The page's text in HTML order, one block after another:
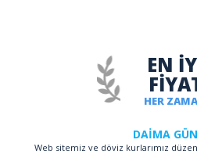
HER
EN
DAİMA
Web sitemiz ve döviz kurlarımız